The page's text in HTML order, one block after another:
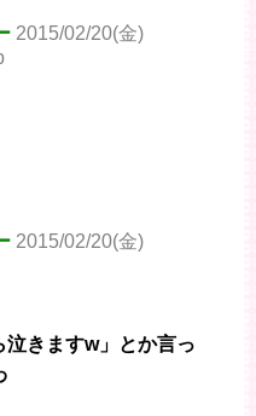
2015/02/20(金)
2015/02/20(金)
泣きますw」とか言っ